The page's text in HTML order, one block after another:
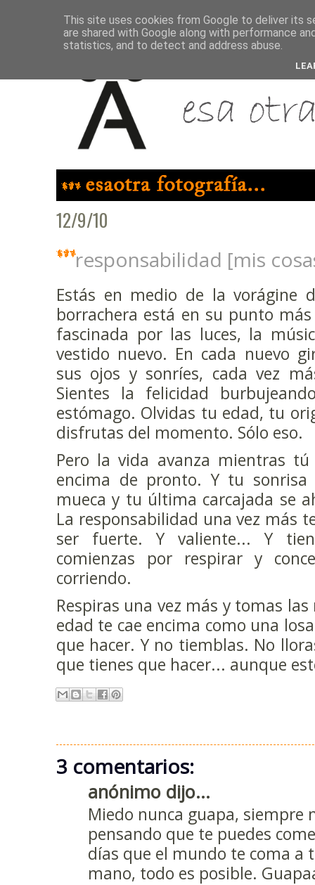
12/9/10
responsabilidad [mis
Estás en medio de la vorágine
borrachera está en su punto
fascinada por las luces, la
vestido nuevo. En cada nuevo
sus ojos y sonríes, cada vez
Sientes la felicidad
estómago. Olvidas tu edad, tu
disfrutas del momento. Sólo eso.
Pero la vida avanza mientras
encima de pronto. Y tu
mueca y tu última carcajada se
La responsabilidad una vez más
ser fuerte. Y valiente... Y
comienzas por respirar y
corriendo.
Respiras una vez más y tomas
edad te cae encima como una
que hacer. Y no tiemblas. No
que tienes que hacer... aunque
3 comentarios:
anónimo dijo...
Miedo nunca guapa, siempre
pensando que te puedes
días que el mundo te coma a
mano, todo es posible.
This site uses cookies from Google to deliver its
are shared with Google along with performance
statistics, and to detect and address abuse.